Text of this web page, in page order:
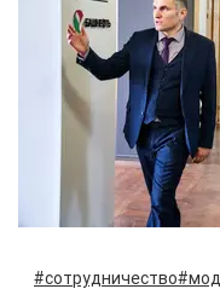
#сотрудничество